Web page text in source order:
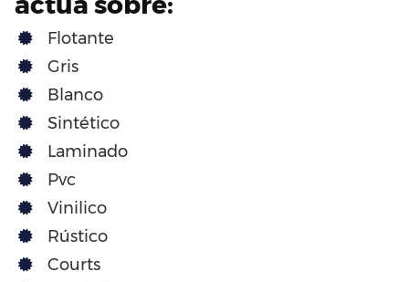
Flotante
Gris
Blanco
Sintético
Laminado
Pvc
Vinilico
Rústico
Courts